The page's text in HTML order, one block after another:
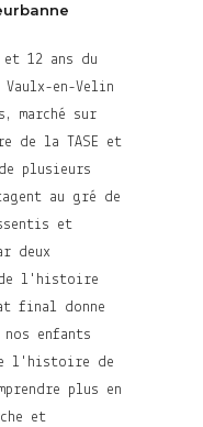
et 12 ans du
en-Velin
marché sur
de la TASE et
plusieurs
au gré de
et
deux
de l'histoire
final donne
enfants
l'histoire de
plus en
et